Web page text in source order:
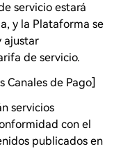
servicio estará
y la Plataforma se
ajustar
de servicio.
Canales de Pago]
servicios
con el
publicados en